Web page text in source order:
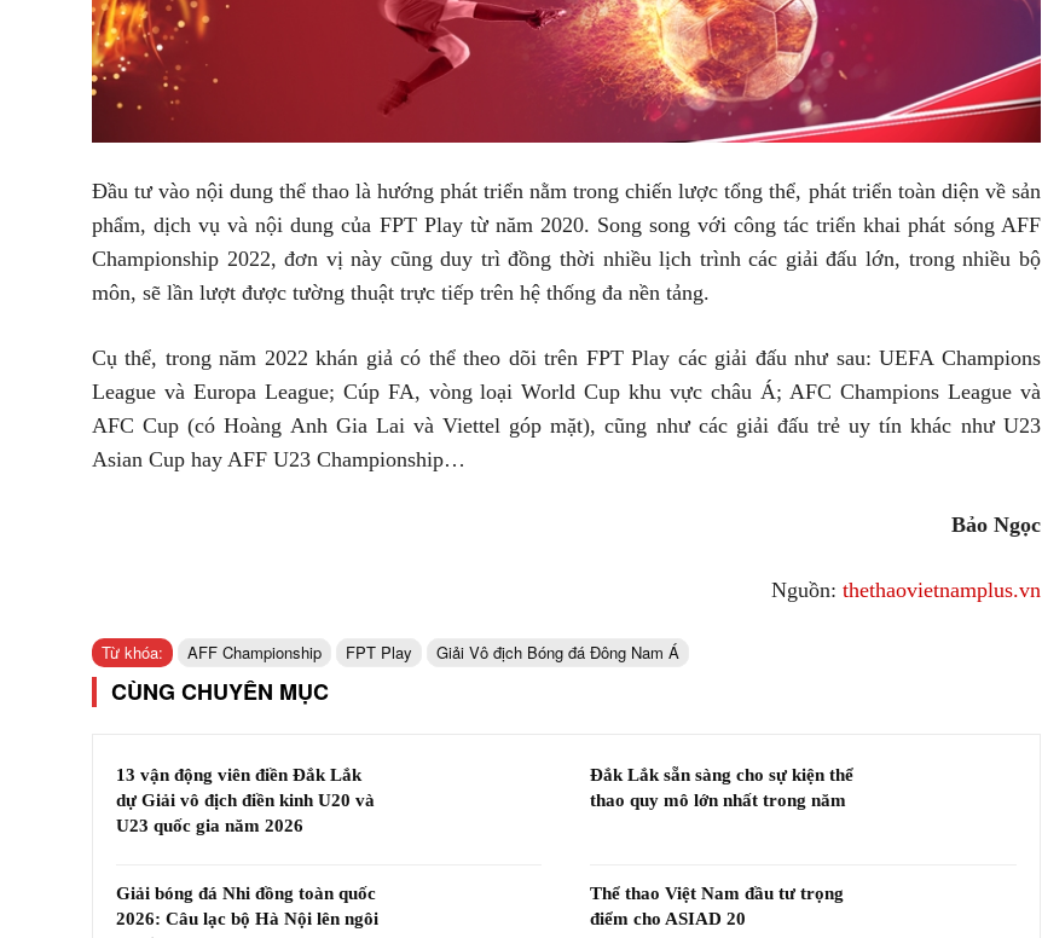
Đầu tư vào nội dung thể thao là hướng phát triển nằm trong chiến lược tổng thể, phát triển toàn diện về sản
phẩm, dịch vụ và nội dung của FPT Play từ năm 2020. Song song với công tác triển khai phát sóng AFF
Championship 2022, đơn vị này cũng duy trì đồng thời nhiều lịch trình các giải đấu lớn, trong nhiều bộ
môn, sẽ lần lượt được tường thuật trực tiếp trên hệ thống đa nền tảng.
Cụ thể, trong năm 2022 khán giả có thể theo dõi trên FPT Play các giải đấu như sau: UEFA Champions
League và Europa League; Cúp FA, vòng loại World Cup khu vực châu Á; AFC Champions League và
AFC Cup (có Hoàng Anh Gia Lai và Viettel góp mặt), cũng như các giải đấu trẻ uy tín khác như U23
Asian Cup hay AFF U23 Championship…
Bảo Ngọc
Nguồn: thethaovietnamplus.vn
Từ khóa: AFF Championship FPT Play Giải Vô địch Bóng đá Đông Nam Á
CÙNG CHUYÊN MỤC
13 vận động viên điền Đắk Lắk
dự Giải vô địch điền kinh U20 và
U23 quốc gia năm 2026
Đắk Lắk sẵn sàng cho sự kiện thể
thao quy mô lớn nhất trong năm
Giải bóng đá Nhi đồng toàn quốc
2026: Câu lạc bộ Hà Nội lên ngôi
Thể thao Việt Nam đầu tư trọng
điểm cho ASIAD 20